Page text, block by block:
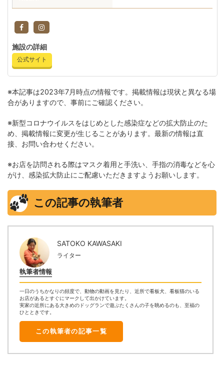
施設の詳細
公式サイト
※本記事は2023年7月時点の情報です。掲載情報は現状と異なる場
合がありますので、事前にご確認ください。
※新型コロナウイルスをはじめとした感染症などの拡大防止のた
め、掲載情報に変更が生じることがあります。最新の情報は直
接、お問い合わせください。
※お店を訪問される際はマスク着用と手洗い、手指の消毒などを心
がけ、感染拡大防止にご配慮いただきますようお願いします。
この記事の執筆者
執筆者情報
SATOKO KAWASAKI
ライター
一日のうちかなりの頻度で、動物の動画を見たり、近所で看板犬、看板猫のいる
お店があるとすぐにマークして出かけています。
実家の近所にある大きめのドッグランで遊ぶたくさんの子を眺めるのも、至福の
ひとときです。
この執筆者の記事一覧